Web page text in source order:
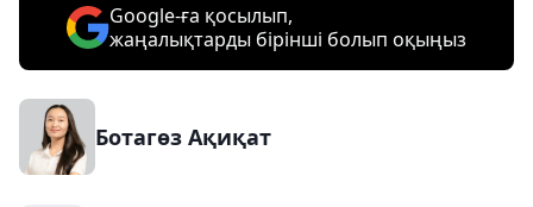
Google-ға қосылып,
жаңалықтарды бірінші болып оқыңыз
Ботагөз Ақиқат